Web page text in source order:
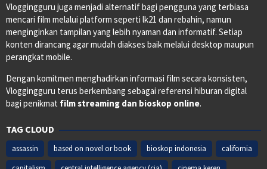
Vloggingguru juga menjadi alternatif bagi pengguna yang terbiasa
mencari film melalui platform seperti lk21 dan rebahin, namun
menginginkan tampilan yang lebih nyaman dan informatif. Setiap
konten dirancang agar mudah diakses baik melalui desktop maupun
perangkat mobile.
Dengan komitmen menghadirkan informasi film secara konsisten,
Vloggingguru terus berkembang sebagai referensi hiburan digital
bagi penikmat film streaming dan bioskop online.
TAG CLOUD
assassin based on novel or book bioskop indonesia
california